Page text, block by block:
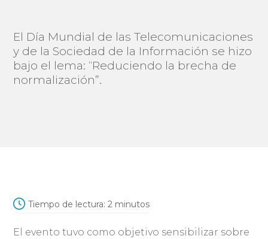
El Día Mundial de las Telecomunicaciones
y de la Sociedad de la Información se hizo
bajo el lema: “Reduciendo la brecha de
normalización”.
Tiempo de lectura: 2 minutos
El evento tuvo como objetivo sensibilizar sobre